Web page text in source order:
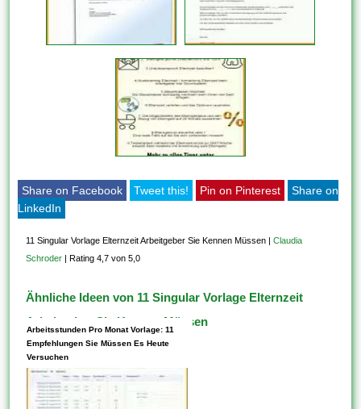
Share on Facebook Tweet this! Pin on Pinterest
Share on
LinkedIn
11 Singular Vorlage Elternzeit Arbeitgeber Sie Kennen Müssen |Claudia
Schroder |Rating 4,7 von 5,0
Ähnliche Ideen von 11 Singular Vorlage Elternzeit
Arbeitgeber Sie Kennen Müssen
Arbeitsstunden Pro Monat Vorlage: 11
Empfehlungen Sie Müssen Es Heute
Versuchen